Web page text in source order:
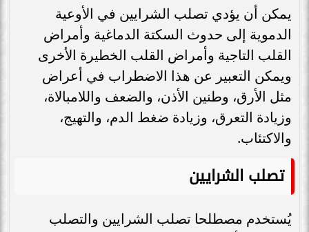
يمكن أن يؤدي تصلب الشرايين في الأوعية
الدموية إلى حدوث السكتة الدماغية وأمراض
القلب التاجية وأمراض القلب الخطيرة الأخرى
ويمكن التعبير عن هذا الاضطراب في أعراض
مثل الأرق، وطنين الأذن، والضعف واللامبالاة،
وزيادة التعرق، وزيادة ضغط الدم، والتهيج،
والاكتئاب.
تصلب الشرايين
يُستخدم مصطلحا تصلب الشرايين والتصلب